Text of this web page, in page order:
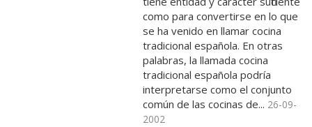
como para convertirse en lo que
se ha venido en llamar cocina
tradicional española. En otras
palabras, la llamada cocina
tradicional española podría
interpretarse como el conjunto
común de las cocinas de... 26-09-
2002